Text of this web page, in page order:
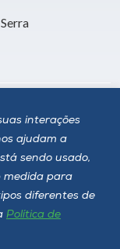
interações
ajudam a
sendo usado,
medida para
diferentes de
Política de